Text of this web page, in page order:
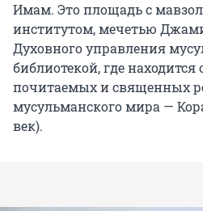
Имам. Это площадь с
институтом, мечетью
Духовного управления
библиотекой, где
почитаемых и священных
мусульманского мира —
век).